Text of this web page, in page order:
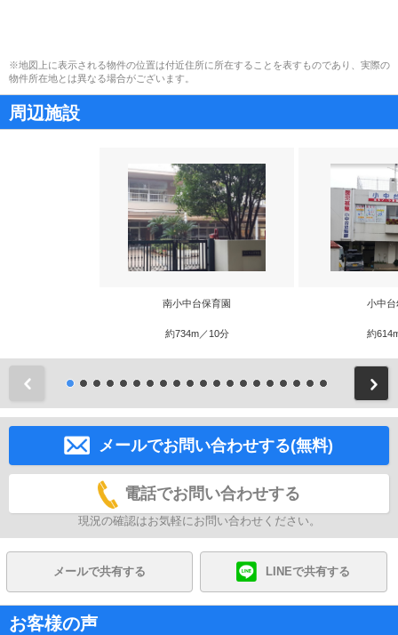
※地図上に表示される物件の位置は付近住所に所在することを表すものであり、実際の
物件所在地とは異なる場合がございます。
周辺施設
南小中台保育園
約734m／10分
小中台
約
メールでお問い合わせする(無料)
電話でお問い合わせする
現況の確認はお気軽にお問い合わせください。
メールで共有する LINEで共有する
お客様の声